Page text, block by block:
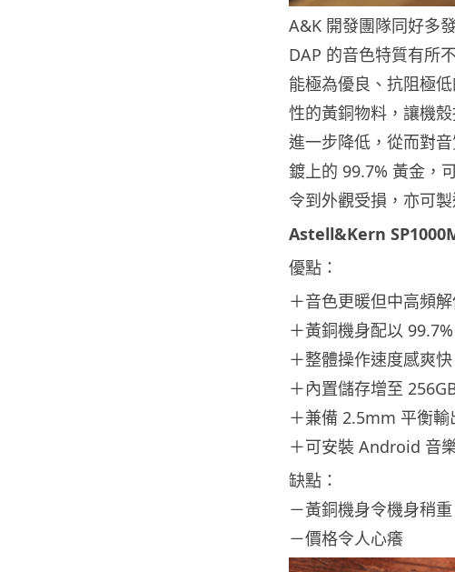
A&K 開發團隊同好多
DAP 的音色特質有所
能極為優良、抗阻極
性的黃銅物料，讓機
進一步降低，從而對
鍍上的 99.7% 黃金，
令到外觀受損，亦可
Astell&Kern
優點：
＋音色更暖但中高頻
＋黃銅機身配以
＋整體操作速度感爽快
＋內置儲存增至
＋兼備 2.5mm 平衡輸
＋可安裝 Android 音
缺點：
－黃銅機身令機身稍重
－價格令人心癢